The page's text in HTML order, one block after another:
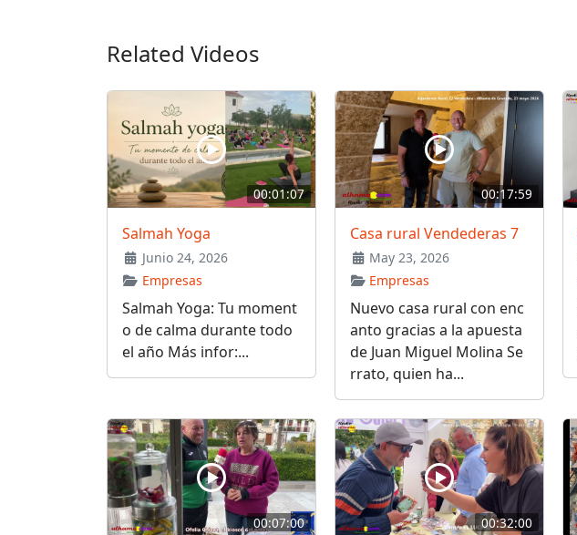
Related Videos
00:01:07
Salmah Yoga
Junio 24, 2026
Empresas
Salmah Yoga: Tu moment
o de calma durante todo
el año Más infor:...
00:17:59
Casa rural Vendederas 7
May 23, 2026
Empresas
Nuevo casa rural con enc
anto gracias a la apuesta
de Juan Miguel Molina Se
rrato, quien ha...
00:07:00 00:32:00